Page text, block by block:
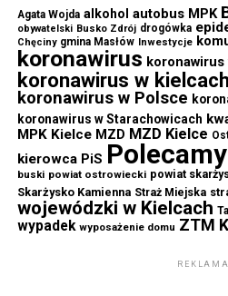
Agata Wojda alkohol autobus MPK
obywatelski Busko Zdrój drogówka
Chęciny gmina Masłów Inwestycje
koronawirus koronawirus
koronawirus w
koronawirus w Polsce
koronawirus w Starachowicach
MPK Kielce MZD MZD Kielce
kierowca PiS Polecamy
buski powiat ostrowiecki powiat
Skarżysko Kamienna Straż Miejska
wojewódzki w Kielcach
wypadek wyposażenie domu ZTM
REKLAMA